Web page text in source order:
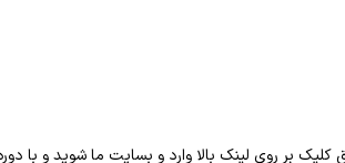
کلیک بر روی لینک بالا وارد و بسایت ما شوید و با